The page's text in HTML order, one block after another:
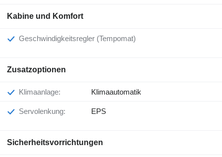
Kabine und Komfort
Geschwindigkeitsregler (Tempomat)
Zusatzoptionen
Klimaanlage: Klimaautomatik
Servolenkung: EPS
Sicherheitsvorrichtungen